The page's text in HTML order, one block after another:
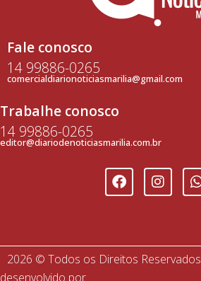
Fale conosco
14 99886-0265
comercialdiarionoticiasmarilia@gmail.com
Trabalhe conosco
14 99886-0265
editor@diariodenoticiasmarilia.com.br
2026 © Todos os Direitos Reservados
desenvolvido por